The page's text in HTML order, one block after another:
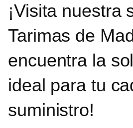
¡Visita nuestra
Tarimas de
encuentra la
ideal para tu
suministro!